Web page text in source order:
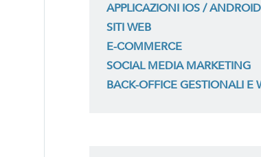
APPLICAZIONI IOS / ANDROID
SITI WEB
E-COMMERCE
SOCIAL MEDIA MARKETING
BACK-OFFICE GESTIONALI E